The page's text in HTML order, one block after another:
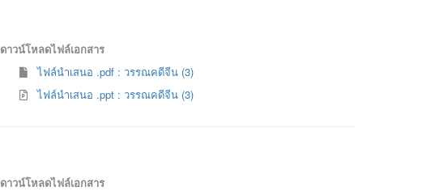
ดาวน์โหลดไฟล์เอกสาร
ไฟล์นำเสนอ .pdf : วรรณคดีจีน (3)
ไฟล์นำเสนอ .ppt : วรรณคดีจีน (3)
ดาวน์โหลดไฟล์เอกสาร